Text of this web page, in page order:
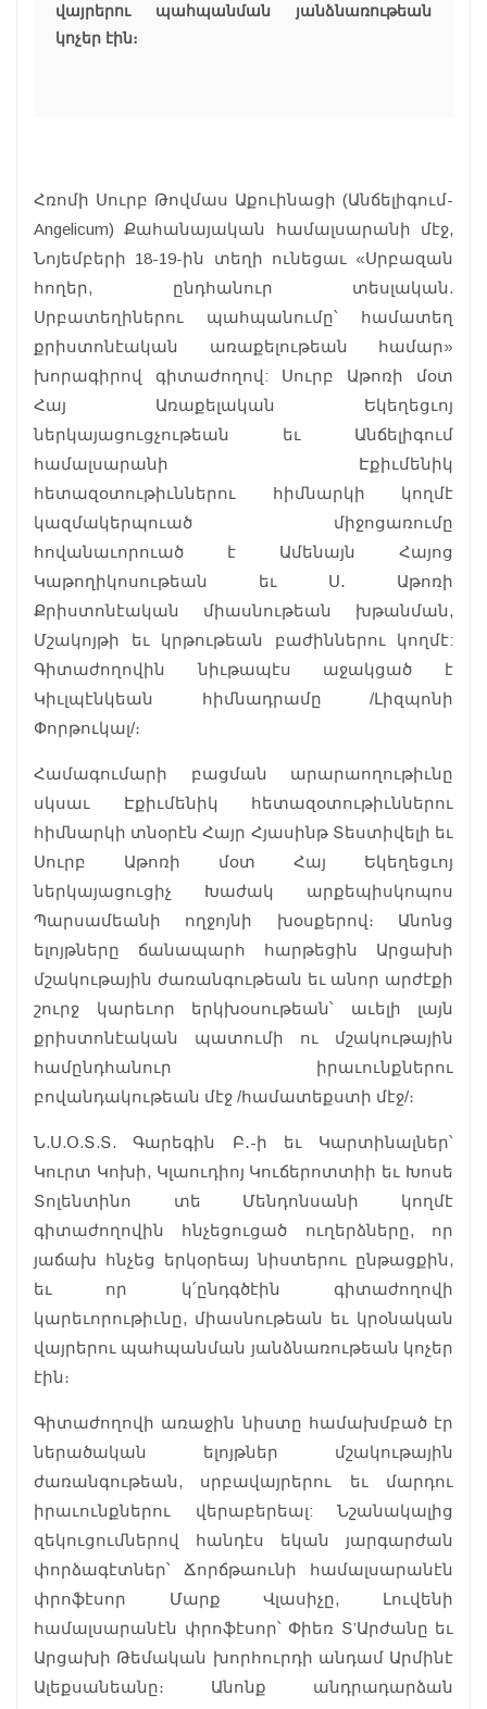
վայրերու պահպանման յանձնառութեան
կոչեր էին։
Հռոմի Սուրբ Թովմաս Աքուինացի (Անճելիգում-
Angelicum) Քահանայական համալսարանի մէջ,
Նոյեմբերի 18-19-ին տեղի ունեցաւ «Սրբազան
հողեր, ընդհանուր տեսլական.
Սրբատեղիներու պահպանումը՝ համատեղ
քրիստոնէական առաքելութեան համար»
խորագիրով գիտաժողով: Սուրբ Աթոռի մօտ
Հայ Առաքելական Եկեղեցւոյ
ներկայացուցչութեան եւ Անճելիգում
համալսարանի Էքիւմենիկ
հետազօտութիւններու հիմնարկի կողմէ
կազմակերպուած միջոցառումը
հովանաւորուած է Ամենայն Հայոց
Կաթողիկոսութեան եւ Ս․ Աթոռի
Քրիստոնէական միասնութեան խթանման,
Մշակոյթի եւ կրթութեան բաժիններու կողմէ:
Գիտաժողովին նիւթապէս աջակցած է
Կիւլպէնկեան հիմնադրամը /Լիզպոնի
Փորթուկալ/։
Համագումարի բացման արարաողութիւնը
սկսաւ Էքիւմենիկ հետազօտութիւններու
հիմնարկի տնօրէն Հայր Հյասինթ Տեստիվելի եւ
Սուրբ Աթոռի մօտ Հայ Եկեղեցւոյ
ներկայացուցիչ Խաժակ արքեպիսկոպոս
Պարսամեանի ողջոյնի խօսքերով։ Անոնց
ելոյթները ճանապարհ հարթեցին Արցախի
մշակութային ժառանգութեան եւ անոր արժէքի
շուրջ կարեւոր երկխօսութեան՝ աւելի լայն
քրիստոնէական պատումի ու մշակութային
համընդհանուր իրաւունքներու
բովանդակութեան մէջ /համատեքստի մէջ/։
Ն.Ս.Օ.Տ.Տ. Գարեգին Բ․-ի եւ Կարտինալներ՝
Կուրտ Կոխի, Կլաուդիոյ Կուճերոտտիի եւ Խոսե
Տոլենտինո տե Մենդոնսանի կողմէ
գիտաժողովին հնչեցուցած ուղերձները, որ
յաճախ հնչեց երկօրեայ նիստերու ընթացքին,
եւ որ կ՛ընդգծէին գիտաժողովի
կարեւորութիւնը, միասնութեան եւ կրօնական
վայրերու պահպանման յանձնառութեան կոչեր
էին։
Գիտաժողովի առաջին նիստը համախմբած էր
ներածական ելոյթներ մշակութային
ժառանգութեան, սրբավայրերու եւ մարդու
իրաւունքներու վերաբերեալ: Նշանակալից
զեկուցումներով հանդէս եկան յարգարժան
փորձագէտներ՝ Ճորճթաունի համալսարանէն
փրոֆէսոր Մարք Վլասիչը, Լուվենի
համալսարանէն փրոֆէսոր՝ Փիեռ Տ’Արժանը եւ
Արցախի Թեմական խորհուրդի անդամ Արմինէ
Ալեքսանեանը։ Անոնք անդրադարձան